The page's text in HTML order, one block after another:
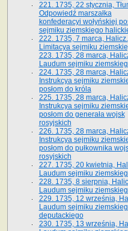
221. 1735, 22 stycznia,
Odpowiedź marszałka
konfederacyi wołyńskiej
sejmiku ziemskiego
222. 1735, 7 marca, Halicz.
Limitacya sejmiku
223. 1735, 28 marca,
Laudum sejmiku
224. 1735, 28 marca,
Instrukcya sejmiku
posłom do króla
225. 1735, 28 marca,
Instrukcya sejmiku
posłom do generała wojsk
rosyjskich
226. 1735, 28 marca,
Instrukcya sejmiku
posłom do pułkownika
rosyjskich
227. 1735, 20 kwietnia,
Laudum sejmiku
228. 1735, 8 sierpnia,
Laudum sejmiku
229. 1735, 12 września,
Laudum sejmiku
deputackiego
230. 1735, 13 września,